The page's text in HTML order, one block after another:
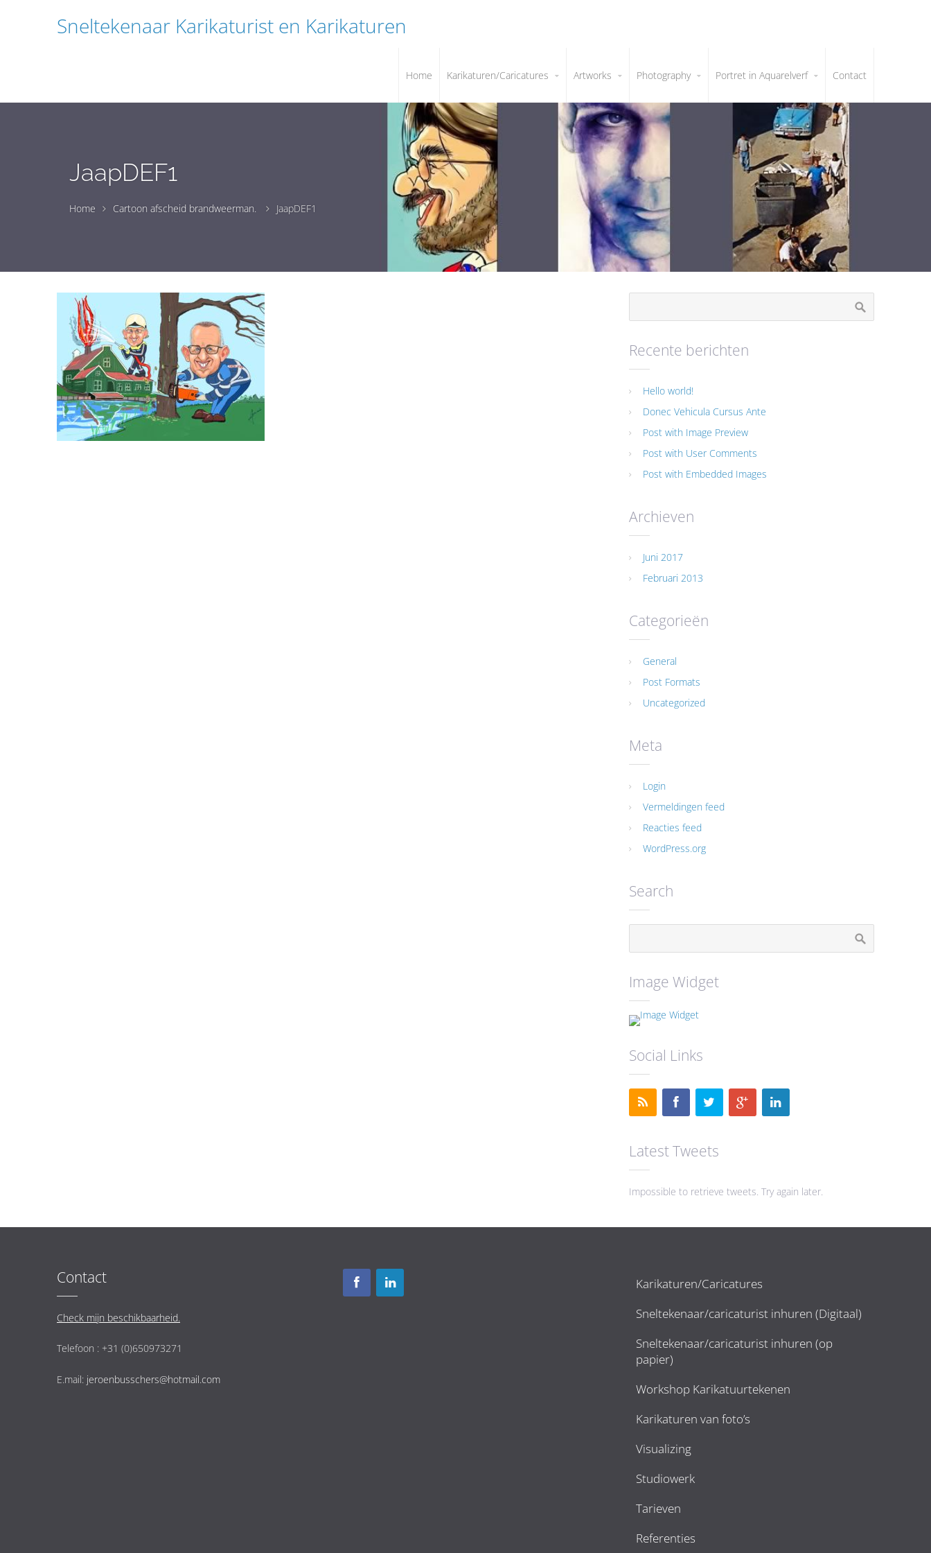
Sneltekenaar Karikaturist en Karikaturen
Home Karikaturen/Caricatures Artworks Photography Portret in Aquarelverf Contact
JaapDEF1
Home Cartoon afscheid brandweerman. JaapDEF1
Recente berichten
Hello world!
Donec Vehicula Cursus Ante
Post with Image Preview
Post with User Comments
Post with Embedded Images
Archieven
Juni 2017
Februari 2013
Categorieën
General
Post Formats
Uncategorized
Meta
Login
Vermeldingen feed
Reacties feed
WordPress.org
Search
Image Widget
Social Links
Latest Tweets
Impossible to retrieve tweets. Try again later.
Contact
Check mijn beschikbaarheid.
Telefoon : +31 (0)650973271
E.mail: jeroenbusschers@hotmail.com
Karikaturen/Caricatures
Sneltekenaar/caricaturist inhuren (Digitaal)
Sneltekenaar/caricaturist inhuren (op
papier)
Workshop Karikatuurtekenen
Karikaturen van foto’s
Visualizing
Studiowerk
Tarieven
Referenties